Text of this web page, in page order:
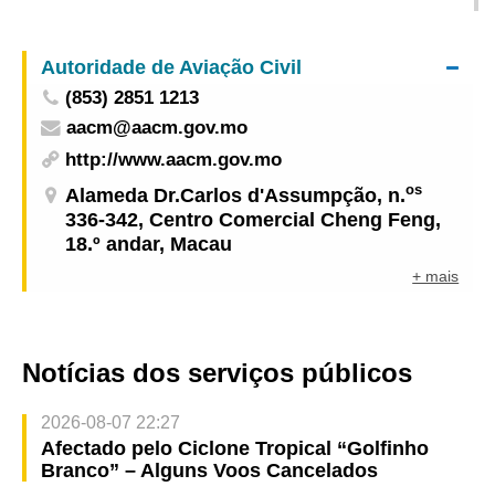
Autoridade de Aviação Civil
(853) 2851 1213
aacm@aacm.gov.mo
http://www.aacm.gov.mo
Alameda Dr.Carlos d'Assumpção, n.os
336-342, Centro Comercial Cheng Feng,
18.º andar, Macau
+ mais
Notícias dos serviços públicos
2026-08-07 22:27
Afectado pelo Ciclone Tropical “Golfinho
Branco” – Alguns Voos Cancelados